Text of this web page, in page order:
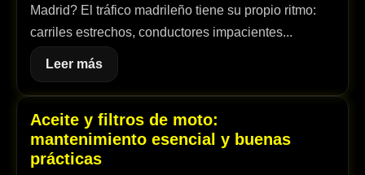
Madrid? El tráfico madrileño tiene su propio ritmo:
carriles estrechos, conductores impacientes...
Leer más
Aceite y filtros de moto:
mantenimiento esencial y buenas
prácticas